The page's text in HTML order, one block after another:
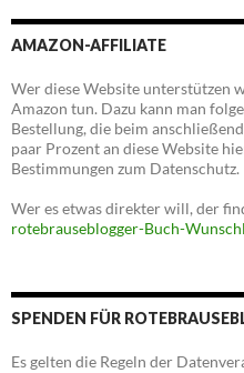
AMAZON-AFFILIATE
Wer diese Website unterstützen
Amazon tun. Dazu kann man
Bestellung, die beim
paar Prozent an diese Website
Bestimmungen zum Datenschutz.
Wer es etwas direkter will, der
rotebrauseblogger-Buch-
SPENDEN FÜR
Es gelten die Regeln der